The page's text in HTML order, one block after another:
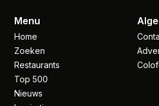
Menu
Home
Zoeken
Restaurants
Top 500
Nieuws